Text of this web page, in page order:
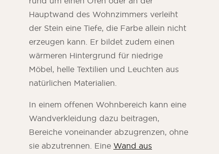
Hauptwand des Wohnzimmers verleiht
der Stein eine Tiefe, die Farbe allein nicht
erzeugen kann. Er bildet zudem einen
wärmeren Hintergrund für niedrige
Möbel, helle Textilien und Leuchten aus
natürlichen Materialien.
In einem offenen Wohnbereich kann eine
Wandverkleidung dazu beitragen,
Bereiche voneinander abzugrenzen, ohne
sie abzutrennen. Eine Wand aus